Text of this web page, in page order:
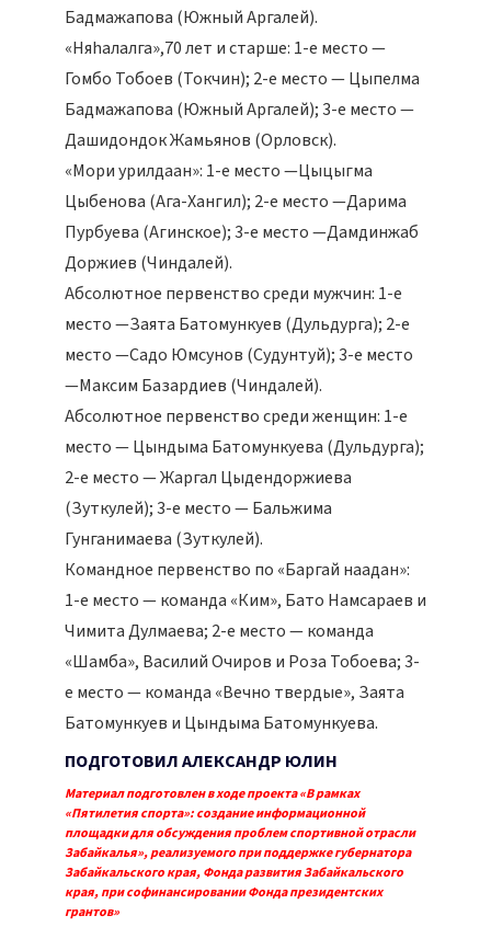
Бадмажапова (Южный Аргалей).
«Няhалалга»,70 лет и старше: 1-е место —
Гомбо Тобоев (Токчин); 2-е место — Цыпелма
Бадмажапова (Южный Аргалей); 3-е место —
Дашидондок Жамьянов (Орловск).
«Мори урилдаан»: 1-е место —Цыцыгма
Цыбенова (Ага-Хангил); 2-е место —Дарима
Пурбуева (Агинское); 3-е место —Дамдинжаб
Доржиев (Чиндалей).
Абсолютное первенство среди мужчин: 1-е
место —Заята Батомункуев (Дульдурга); 2-е
место —Садо Юмсунов (Судунтуй); 3-е место
—Максим Базардиев (Чиндалей).
Абсолютное первенство среди женщин: 1-е
место — Цындыма Батомункуева (Дульдурга);
2-е место — Жаргал Цыдендоржиева
(Зуткулей); 3-е место — Бальжима
Гунганимаева (Зуткулей).
Командное первенство по «Баргай наадан»:
1-е место — команда «Ким», Бато Намсараев и
Чимита Дулмаева; 2-е место — команда
«Шамба», Василий Очиров и Роза Тобоева; 3-
е место — команда «Вечно твердые», Заята
Батомункуев и Цындыма Батомункуева.
ПОДГОТОВИЛ АЛЕКСАНДР ЮЛИН
Материал подготовлен в ходе проекта «В рамках
«Пятилетия спорта»: создание информационной
площадки для обсуждения проблем спортивной отрасли
Забайкалья», реализуемого при поддержке губернатора
Забайкальского края, Фонда развития Забайкальского
края, при софинансировании Фонда президентских
грантов»